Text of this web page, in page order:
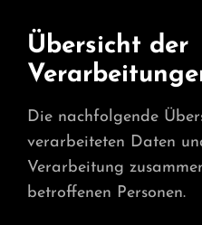
Übersicht der
Die nachfolgende
verarbeiteten Daten
Verarbeitung
betroffenen Personen.